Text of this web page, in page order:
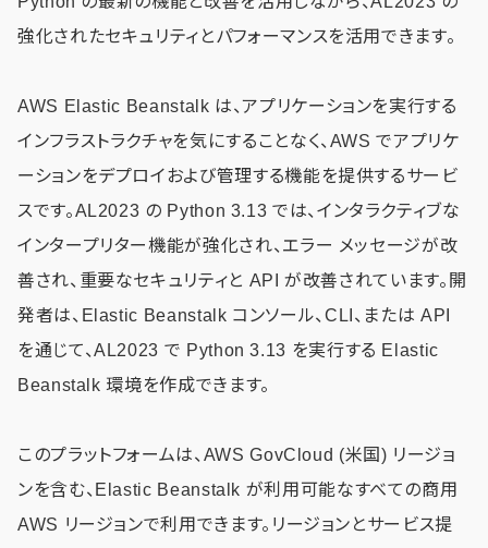
強化されたセキュリティとパフォーマンスを活用できます。
AWS Elastic Beanstalk は、アプリケーションを実行する
インフラストラクチャを気にすることなく、AWS でアプリケ
ーションをデプロイおよび管理する機能を提供するサービ
スです。AL2023 の Python 3.13 では、インタラクティブな
インタープリター機能が強化され、エラー メッセージが改
善され、重要なセキュリティと API が改善されています。開
発者は、Elastic Beanstalk コンソール、CLI、または API
を通じて、AL2023 で Python 3.13 を実行する Elastic
Beanstalk 環境を作成できます。
このプラットフォームは、AWS GovCloud (米国) リージョ
ンを含む、Elastic Beanstalk が利用可能なすべての商用
AWS リージョンで利用できます。リージョンとサービス提